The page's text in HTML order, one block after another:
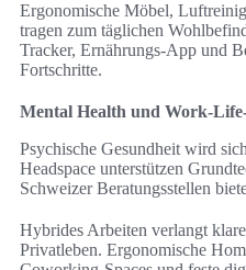
Ergonomische Möbel,
tragen zum täglichen
Tracker, Ernährungs-App und
Fortschritte.
Mental Health und Work-
Psychische Gesundheit wird
Headspace unterstützen
Schweizer Beratungsstellen
Hybrides Arbeiten verlangt
Privatleben. Ergonomische